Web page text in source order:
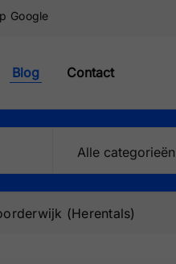
Google
Blog Contact
Alle categorieën
(Herentals)